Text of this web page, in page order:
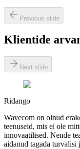
Previous slide
Klientide
Next slide
Ridango
Wavecom on olnud
teenuseid, mis ei ole
innovaatilised. Nende
aidanud tagada turvalisi